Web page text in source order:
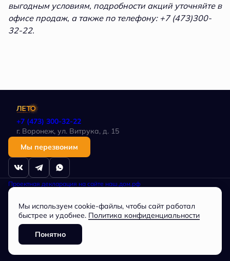
выгодным условиям, подробности акций уточняйте в
офисе продаж, а также по телефону: +7 (473)300-
32-22.
+7 (473) 300-32-22
г. Воронеж, ул. Витрука, д. 15
Мы перезвоним
Проектная декларация на сайте наш.дом.рф
Политика в отношении обработки персональных данных
исключительно информационный характер, не является публичной
офертой, определяемой положениями статьи 437 ГК РФ.
Общество с ограниченной ответственностью
СПЕЦИАЛИЗИРОВАННЫЙ ЗАСТРОЙЩИК «Партнер», ОГРН
1163668073744, ИНН 3662228034
Мы используем cookie-файлы, чтобы сайт работал
быстрее и удобнее. Политика конфиденциальности
Понятно